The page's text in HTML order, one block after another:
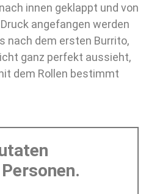
innen geklappt und von
angefangen werden
nach dem ersten Burrito,
ganz perfekt aussieht,
dem Rollen bestimmt